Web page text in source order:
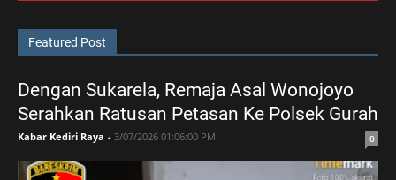
Featured Post
Dengan Sukarela, Remaja Asal Wonojoyo
Serahkan Ratusan Petasan Ke Polsek Gurah
Kabar Kediri Raya - 3/07/2026 01:06:00 PM 0